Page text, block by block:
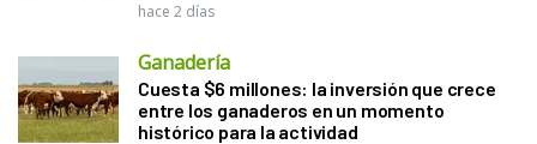
hace 2 días
Ganadería
Cuesta $6 millones: la inversión que crece
entre los ganaderos en un momento
histórico para la actividad